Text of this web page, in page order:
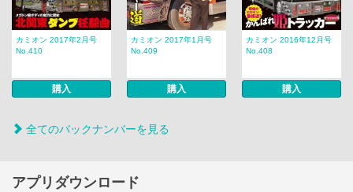
カミオン 2017年2月号
No.410
購入
カミオン 2017年1月号
No.409
購入
カミオン 2016年12月号
No.408
購入
全てのバックナンバーを見る
アプリダウンロード